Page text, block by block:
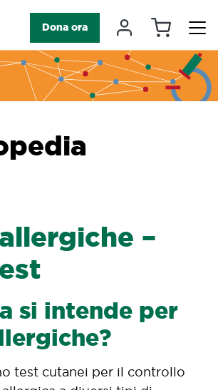
principale
Dona ora Il mioCarrello
–
si intende per
test cutanei per il controllo